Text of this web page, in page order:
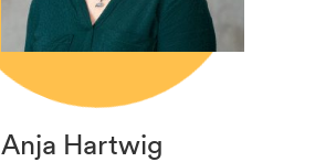
Anja Hartwig